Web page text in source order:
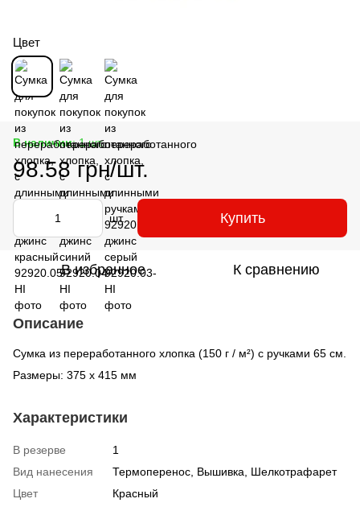
Цвет
В наличии: 1 шт.
98.58 грн/шт.
шт. Купить
В избранное К сравнению
Описание
Сумка из переработанного хлопка (150 г / м²) с ручками 65 см.
Размеры: 375 x 415 мм
Характеристики
В резерве
1
Вид нанесения
Термоперенос, Вышивка, Шелкотрафарет
Цвет
Красный